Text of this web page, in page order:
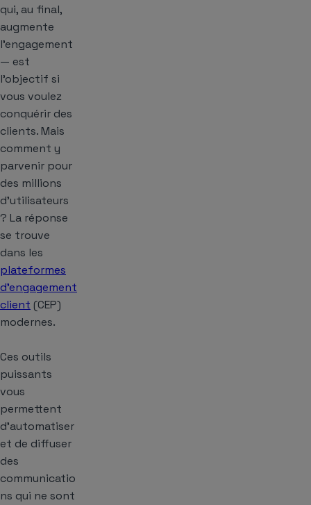
qui, au final,
augmente
l’engagement
— est
l’objectif si
vous voulez
conquérir des
clients. Mais
comment y
parvenir pour
des millions
d’utilisateurs
? La réponse
se trouve
dans les
plateformes
d’engagement
client (CEP)
modernes.
Ces outils
puissants
vous
permettent
d’automatiser
et de diffuser
des
communicatio
ns qui ne sont